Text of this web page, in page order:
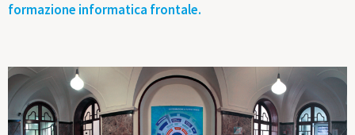
formazione informatica frontale.